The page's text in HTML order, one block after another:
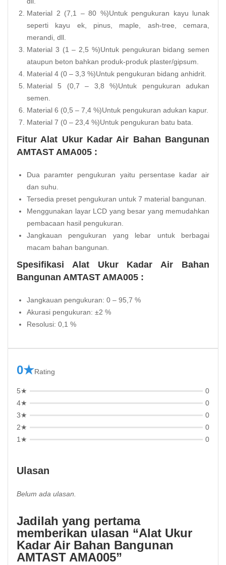
Material 2 (7,1 – 80 %)Untuk pengukuran kayu lunak
seperti kayu ek, pinus, maple, ash-tree, cemara,
merandi, dll.
Material 3 (1 – 2,5 %)Untuk pengukuran bidang semen
ataupun beton bahkan produk-produk plaster/gipsum.
Material 4 (0 – 3,3 %)Untuk pengukuran bidang anhidrit.
Material 5 (0,7 – 3,8 %)Untuk pengukuran adukan
semen.
Material 6 (0,5 – 7,4 %)Untuk pengukuran adukan kapur.
Material 7 (0 – 23,4 %)Untuk pengukuran batu bata.
Fitur Alat Ukur Kadar Air Bahan Bangunan
AMTAST AMA005 :
Dua paramter pengukuran yaitu persentase kadar air
dan suhu.
Tersedia preset pengukuran untuk 7 material bangunan.
Menggunakan layar LCD yang besar yang memudahkan
pembacaan hasil pengukuran.
Jangkauan pengukuran yang lebar untuk berbagai
macam bahan bangunan.
Spesifikasi Alat Ukur Kadar Air Bahan
Bangunan AMTAST AMA005 :
Jangkauan pengukuran: 0 – 95,7 %
Akurasi pengukuran: ±2 %
Resolusi: 0,1 %
0★Rating
5★
0
4★
0
3★
0
2★
0
1★
0
Ulasan
Belum ada ulasan.
Jadilah yang pertama
memberikan ulasan “Alat Ukur
Kadar Air Bahan Bangunan
AMTAST AMA005”